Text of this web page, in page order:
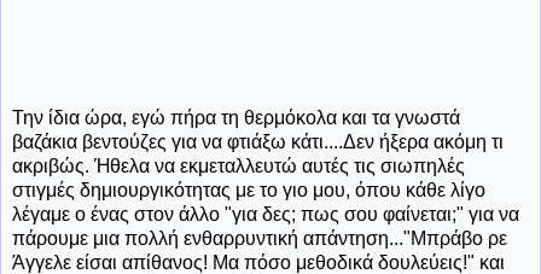
Την ίδια ώρα, εγώ πήρα τη θερμόκολα και τα γνωστά
βαζάκια βεντούζες για να φτιάξω κάτι....Δεν ήξερα ακόμη τι
ακριβώς. Ήθελα να εκμεταλλευτώ αυτές τις σιωπηλές
στιγμές δημιουργικότητας με το γιο μου, όπου κάθε λίγο
λέγαμε ο ένας στον άλλο "για δες; πως σου φαίνεται;" για να
πάρουμε μια πολλή ενθαρρυντική απάντηση..."Μπράβο ρε
Άγγελε είσαι απίθανος! Μα πόσο μεθοδικά δουλεύεις!" και